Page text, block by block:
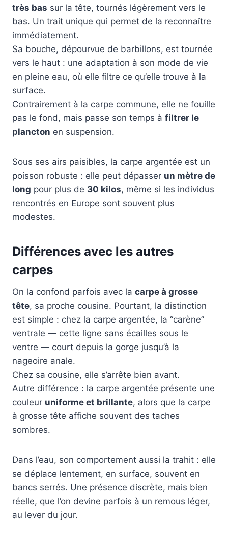
très bas sur la tête, tournés légèrement vers le
bas. Un trait unique qui permet de la reconnaître
immédiatement.
Sa bouche, dépourvue de barbillons, est tournée
vers le haut : une adaptation à son mode de vie
en pleine eau, où elle filtre ce qu’elle trouve à la
surface.
Contrairement à la carpe commune, elle ne fouille
pas le fond, mais passe son temps à filtrer le
plancton en suspension.
Sous ses airs paisibles, la carpe argentée est un
poisson robuste : elle peut dépasser un mètre de
long pour plus de 30 kilos, même si les individus
rencontrés en Europe sont souvent plus
modestes.
Différences avec les autres
carpes
On la confond parfois avec la carpe à grosse
tête, sa proche cousine. Pourtant, la distinction
est simple : chez la carpe argentée, la “carène”
ventrale — cette ligne sans écailles sous le
ventre — court depuis la gorge jusqu’à la
nageoire anale.
Chez sa cousine, elle s’arrête bien avant.
Autre différence : la carpe argentée présente une
couleur uniforme et brillante, alors que la carpe
à grosse tête affiche souvent des taches
sombres.
Dans l’eau, son comportement aussi la trahit : elle
se déplace lentement, en surface, souvent en
bancs serrés. Une présence discrète, mais bien
réelle, que l’on devine parfois à un remous léger,
au lever du jour.